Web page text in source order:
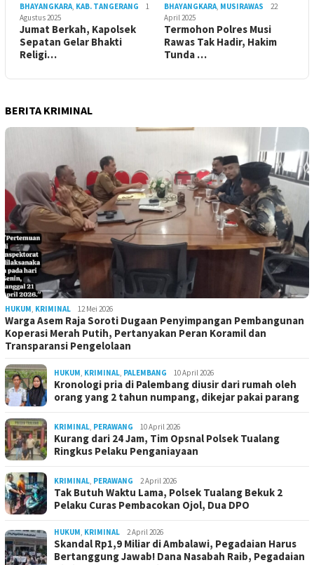
BHAYANGKARA KAB. TANGERANG
1
Agustus 2025
Jumat Berkah, Kapolsek
Sepatan Gelar Bhakti
Religi…
BHAYANGKARA MUSIRAWAS
22
April 2025
Termohon Polres Musi
Rawas Tak Hadir, Hakim
Tunda …
BERITA KRIMINAL
HUKUM KRIMINAL 12 Mei 2026
Warga Asem Raja Soroti Dugaan Penyimpangan Pembangunan
Koperasi Merah Putih, Pertanyakan Peran Koramil dan
Transparansi Pengelolaan
HUKUM KRIMINAL PALEMBANG 10 April 2026
Kronologi pria di Palembang diusir dari rumah oleh
orang yang 2 tahun numpang, dikejar pakai parang
KRIMINAL PERAWANG 10 April 2026
Kurang dari 24 Jam, Tim Opsnal Polsek Tualang
Ringkus Pelaku Penganiayaan
KRIMINAL PERAWANG 2 April 2026
Tak Butuh Waktu Lama, Polsek Tualang Bekuk 2
Pelaku Curas Pembacokan Ojol, Dua DPO
HUKUM KRIMINAL 2 April 2026
Skandal Rp1,9 Miliar di Ambalawi, Pegadaian Harus
Bertanggung Jawab! Dana Nasabah Raib, Pegadaian